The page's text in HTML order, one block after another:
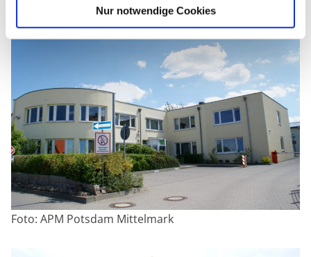
Nur notwendige Cookies
Foto: APM Potsdam Mittelmark